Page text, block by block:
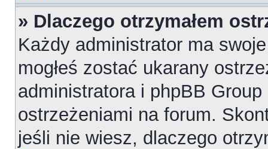
» Dlaczego otrzymałem
Każdy administrator ma
mogłeś zostać ukarany
administratora i phpBB
ostrzeżeniami na forum.
jeśli nie wiesz, dlaczego